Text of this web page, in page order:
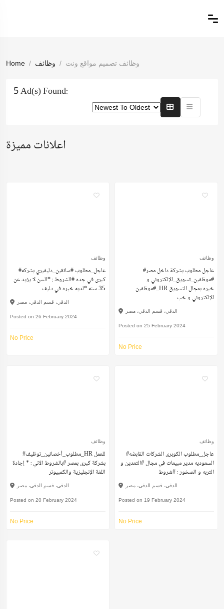
Home وظائف وظائف تصميم مواقع ونت
5 Ad(s) Found:
اعلانات مميزة
وظائف
#عاجل_مطلوب #سائقين_دليفيري بشركه
كبرى في جده #الشروط : *السن لا يزيد عن
35 سنه *لديه خبره في دليف
الدقي، قسم الدقي، مصر
Posted on 26 February 2024
No Price
وظائف
#عاجل مطلوب بشركة داخل مصر
#موظفين_تسويق_الإلكتروني و
#موظفين_HR خبره بمجال التسويق
الإلكتروني و خب
الدقي، قسم الدقي، مصر
Posted on 25 February 2024
No Price
وظائف
#مطلوب_أخصائين_توظيف_HR للعمل
بشركة كبرى بمصر #بالشروط الاتي : * إجادة
اللغة الإنجليزية والكمبيوتر
الدقي، قسم الدقي، مصر
Posted on 20 February 2024
No Price
وظائف
#عاجل_مطلوب الكوبرى الشركات القابضه
السعوديه مدير مبيعات في مجال #التعدين و
التربه و الصخور : #شروط
الدقي، قسم الدقي، مصر
Posted on 19 February 2024
No Price